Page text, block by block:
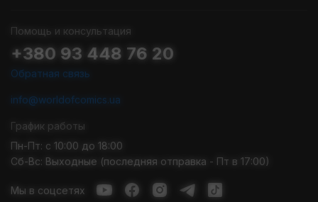
Помощь и консультация
+380 93 448 76 20
Обратная связь
info@worldofcomics.ua
График работы
Пн-Пт: с 10:00 до 18:00
Сб-Вс: Выходные (последняя отправка - Пт в 17:00)
Мы в соцсетях